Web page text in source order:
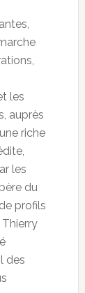
les
auprès
riche
les
du
profils
des